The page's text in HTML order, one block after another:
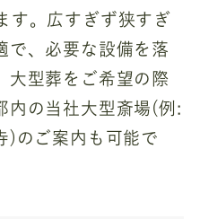
す。広すぎず狭すぎ
で、必要な設備を落
大型葬をご希望の際
内の当社大型斎場(例:
)のご案内も可能で